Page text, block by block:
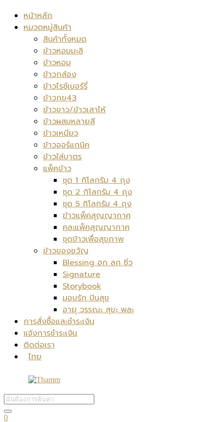
หน้าหลัก
หมวดหมู่สินค้า
สินค้าทั้งหมด
ข้าวหอมมะลิ
ข้าวหอม
ข้าวกล้อง
ข้าวไรซ์เบอร์รี่
ข้าวกข43
ข้าวขาว/ข้าวเสาไห้
ข้าวผสมหลายสี
ข้าวเหนียว
ข้าวออร์แกนิค
ข้าวใส่บาตร
แพ็คข้าว
ชุด 1 กิโลกรัม 4 ถุง
ชุด 2 กิโลกรัม 4 ถุง
ชุด 5 กิโลกรัม 4 ถุง
ข้าวแพ็คสุญญากาศ
คละแพ็คสุญญากาศ
ชุดข้าวเพื่อสุขภาพ
ข้าวของขวัญ
Blessing ฮก ลก ซิ่ว
Signature
Storybook
มอบรัก ปันสุข
อายุ วรรณะ สุขะ พละ
การสั่งซื้อและชำระเงิน
แจ้งการชำระเงิน
ติดต่อเรา
ไทย
0